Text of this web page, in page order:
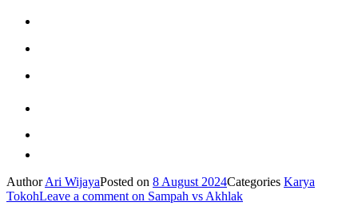
AuthorAri WijayaPosted on 8 August 2024Categories Karya
TokohLeave a comment on Sampah vs Akhlak